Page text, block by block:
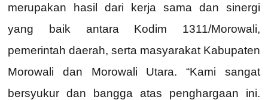
merupakan hasil dari kerja sama dan sinergi
yang baik antara Kodim 1311/Morowali,
pemerintah daerah, serta masyarakat Kabupaten
Morowali dan Morowali Utara. “Kami sangat
bersyukur dan bangga atas penghargaan ini.